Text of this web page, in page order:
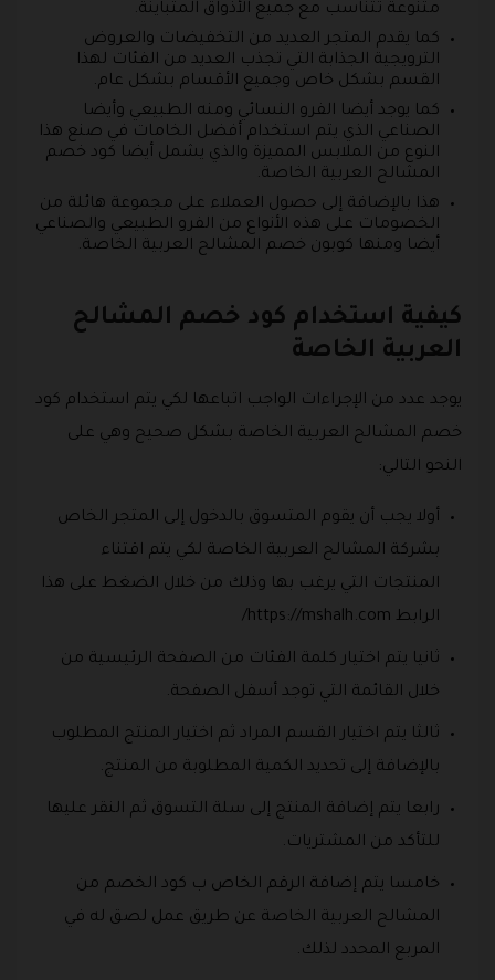
متنوعة تتناسب مع جميع الأذواق المتباينة.
كما يقدم المتجر العديد من التخفيضات والعروض
الترويجية الجذابة التي تجذب العديد من الفئات لهذا
القسم بشكل خاص وجميع الأقسام بشكل عام.
كما يوجد أيضا الفرو النسائي ومنه الطبيعي وأيضا
الصناعي الذي يتم استخدام أفضل الخامات في صنع هذا
النوع من الملابس المميزة والذي يشمل أيضا كود خصم
المشالح العربية الخاصة.
هذا بالإضافة إلى حصول العملاء على مجموعة هائلة من
الخصومات على هذه الأنواع من الفرو الطبيعي والصناعي
أيضا ومنها كوبون خصم المشالح العربية الخاصة.
كيفية استخدام كود خصم المشالح
العربية الخاصة
يوجد عدد من الإجراءات الواجب اتباعها لكي يتم استخدام كود
خصم المشالح العربية الخاصة بشكل صحيح وهي على
النحو التالي:
أولا يجب أن يقوم المتسوق بالدخول إلى المتجر الخاص
بشركة المشالح العربية الخاصة لكي يتم اقتناء
المنتجات التي يرغب بها وذلك من خلال الضغط على هذا
الرابط https://mshalh.com/
ثانيا يتم اختيار كلمة الفئات من الصفحة الرئيسية من
خلال القائمة التي توجد أسفل الصفحة.
ثالثا يتم اختيار القسم المراد ثم اختيار المنتج المطلوب
بالإضافة إلى تحديد الكمية المطلوبة من المنتج.
رابعا يتم إضافة المنتج إلى سلة التسوق ثم النقر عليها
للتأكد من المشتريات.
خامسا يتم إضافة الرقم الخاص ب كود الخصم من
المشالح العربية الخاصة عن طريق عمل لصق له في
المربع المحدد لذلك.